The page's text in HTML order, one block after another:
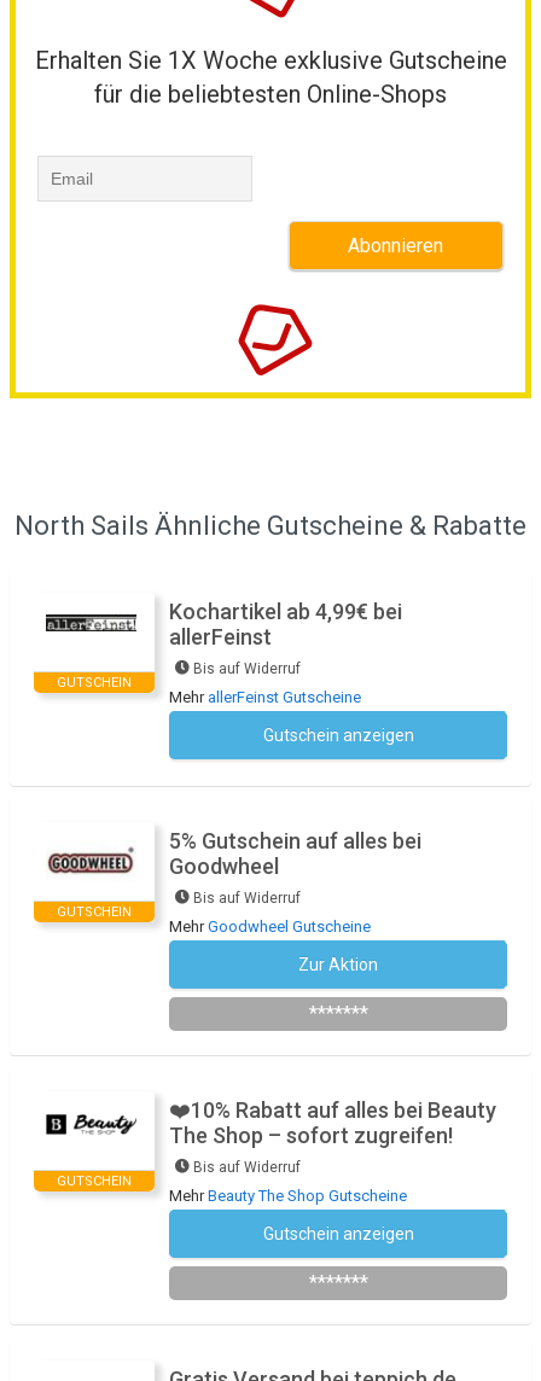
Erhalten Sie 1X Woche exklusive Gutscheine
für die beliebtesten Online-Shops
North Sails Ähnliche Gutscheine & Rabatte
GUTSCHEIN
Kochartikel ab 4,99€ bei
allerFeinst
Bis auf Widerruf
Mehr allerFeinst Gutscheine
Gutschein anzeigen
GUTSCHEIN
5% Gutschein auf alles bei
Goodwheel
Bis auf Widerruf
MehrGoodwheel Gutscheine
Zur Aktion
*******
GUTSCHEIN
❤️10% Rabatt auf alles bei Beauty
The Shop – sofort zugreifen!
Bis auf Widerruf
MehrBeauty The Shop Gutscheine
Gutschein anzeigen
*******